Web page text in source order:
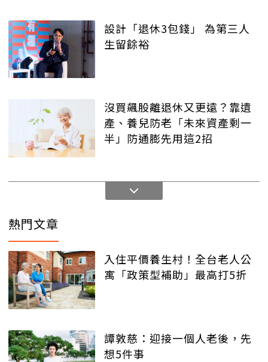
設計「退休3包錢」 為第三人
生留餘裕
沒買飆股離退休又更遠？靠遺
產、養兒防老「未來資產剩一
半」防通膨先用這2招
熱門文章
入住平價養生村！全台老人公
寓「政策型補助」最高打5折
譚敦慈：迎接一個人老後，先
想5件事